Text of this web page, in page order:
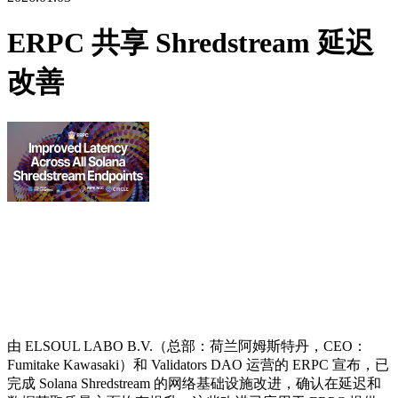
ERPC 共享 Shredstream 延迟
改善
由 ELSOUL LABO B.V.（总部：荷兰阿姆斯特丹，CEO：
Fumitake Kawasaki）和 Validators DAO 运营的 ERPC 宣布，已
完成 Solana Shredstream 的网络基础设施改进，确认在延迟和